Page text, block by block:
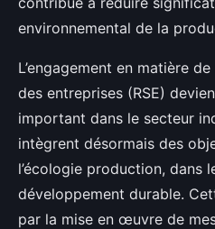
environnemental de la
L’engagement en matière
des entreprises (RSE)
important dans le secteur
intègrent désormais des
l’écologie production, dans
développement durable.
par la mise en œuvre de